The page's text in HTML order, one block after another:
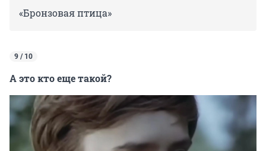
«Бронзовая птица»
9 / 10
А это кто еще такой?